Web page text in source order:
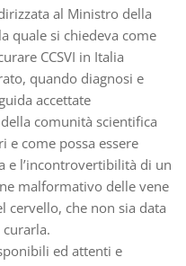
al Ministro della
quale si chiedeva come
CCSVI in Italia
quando diagnosi e
accettate
comunità scientifica
e come possa essere
e l’incontrovertibilità di un
malformativo delle vene
cervello, che non sia data
curarla.
ed attenti e